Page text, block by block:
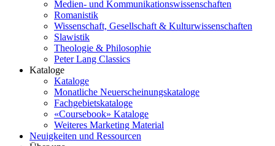
Medien- und Kommunikationswissenschaften
Romanistik
Wissenschaft, Gesellschaft & Kulturwissenschaften
Slawistik
Theologie & Philosophie
Peter Lang Classics
Kataloge
Kataloge
Monatliche Neuerscheinungskataloge
Fachgebietskataloge
«Coursebook» Kataloge
Weiteres Marketing Material
Neuigkeiten und Ressourcen